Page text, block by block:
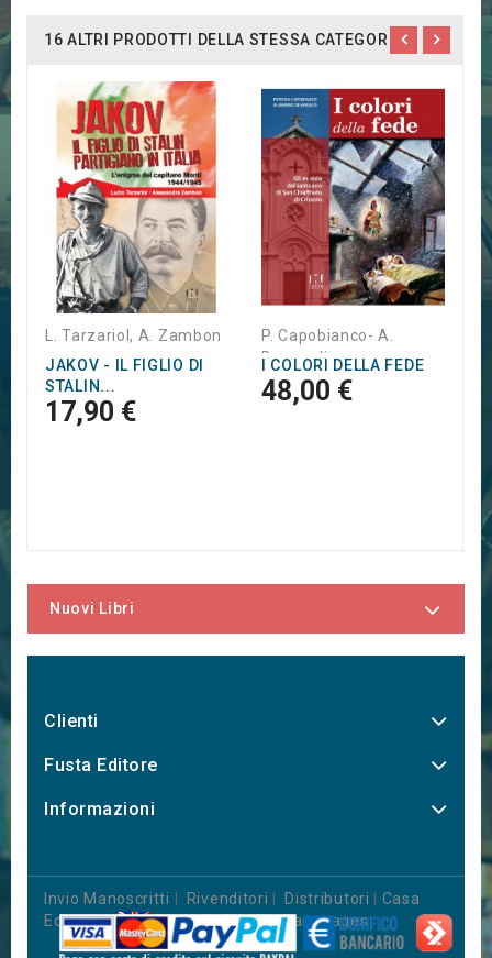
16 ALTRI PRODOTTI DELLA STESSA CATEGORIA:
L. Tarzariol, A. Zambon
JAKOV - IL FIGLIO DI
STALIN...
17,90 €
P. Capobianco- A.
Deangelis
I COLORI DELLA FEDE
48,00 €
Nuovi Libri
Clienti
Fusta Editore
Informazioni
Invio Manoscritti Rivenditori Distributori
Casa
Editrice| Books in Foreign Languages